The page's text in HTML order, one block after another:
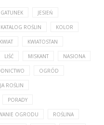
GATUNEK JESIEŃ
KATALOG ROŚLIN KOLOR
KWIAT KWIATOSTAN
LIŚĆ MISKANT NASIONA
OGRÓD
ROŚLIN
PORADY
OGRODU ROŚLINA